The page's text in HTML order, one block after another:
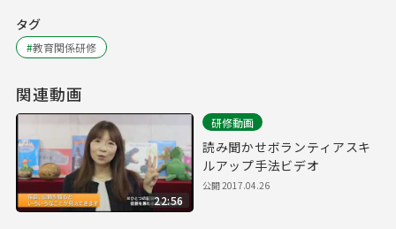
タグ
#教育関係研修
関連動画
22:56
研修動画
読み聞かせボランティアスキ
ルアップ手法ビデオ
公開2017.04.26